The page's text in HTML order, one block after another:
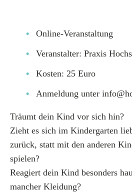
Online-Veranstaltung
Veranstalter: Praxis
Kosten: 25 Euro
Anmeldung unter
Träumt dein Kind vor sich hin?
Zieht es sich im Kindergarten
zurück, statt mit den anderen
spielen?
Reagiert dein Kind besonders
mancher Kleidung?